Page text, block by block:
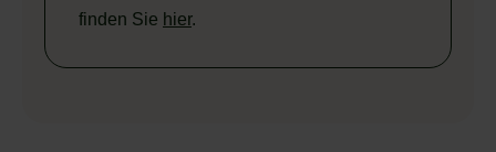
finden Sie hier.